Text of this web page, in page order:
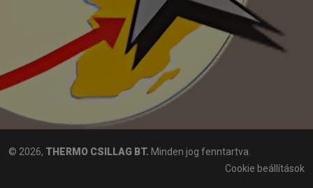
© 2026, THERMO CSILLAG BT. Minden jog fenntartva.
Cookie beállítások